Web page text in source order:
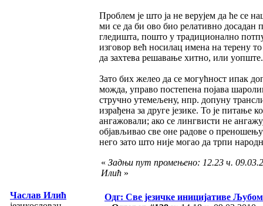
Проблем је што ја не верујем да ће се
ми се да би ово био релативно досадан
гледишта, пошто у традиционално
изговор већ носилац имена на терену
да захтева решавање хитно, или уопште.
Зато бих желео да се могућност ипак
можда, управо постепена појава
стручно утемељену, нпр. допуну
израђена за друге језике. То је питање
ангажовали; ако се лингвисти не
објављивао све оне радове о
него зато што није могао да трпи
« Задњи пут промењено: 12.23 ч.
Илић »
Часлав Илић
Одг: Све језичке иницијативе